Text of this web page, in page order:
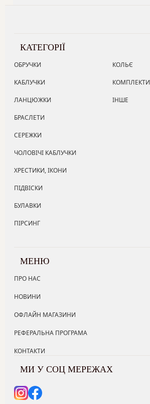
КАТЕГОРІЇ
ОБРУЧКИ
КАБЛУЧКИ
ЛАНЦЮЖКИ
БРАСЛЕТИ
СЕРЕЖКИ
ЧОЛОВІЧІ КАБЛУЧКИ
ХРЕСТИКИ, ІКОНИ
ПІДВІСКИ
БУЛАВКИ
ПІРСИНГ
КОЛЬЄ
КОМПЛЕКТИ
ІНШЕ
МЕНЮ
ПРО НАС
НОВИНИ
ОФЛАЙН МАГАЗИНИ
РЕФЕРАЛЬНА ПРОГРАМА
КОНТАКТИ
МИ У СОЦ МЕРЕЖАХ